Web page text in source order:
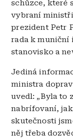
schůzce, které
vybraní
prezident Petr
rada k muniční
stanovisko a
Jediná
ministra
uvedl: „Byla to
nabrífovaní,
skutečnosti
něj třeba